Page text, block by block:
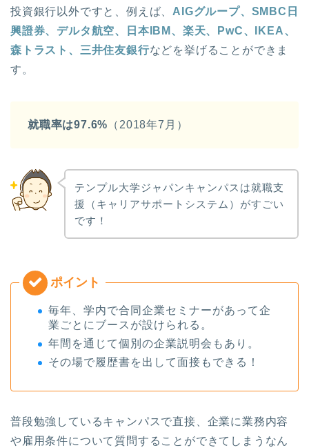
投資銀行以外ですと、例えば、 AIGグループ、SMBC日
興證券、デルタ航空、日本IBM、楽天、PwC、IKEA、
森トラスト、三井住友銀行などを挙げることができま
す。
就職率は97.6% （2018年7月）
テンプル大学ジャパンキャンパスは就職支
援（キャリアサポートシステム）がすごい
です！
毎年、学内で合同企業セミナーがあって企
業ごとにブースが設けられる。
年間を通じて個別の企業説明会もあり。
その場で履歴書を出して面接もできる！
普段勉強しているキャンパスで直接、企業に業務内容
や雇用条件について質問することができてしまうなん